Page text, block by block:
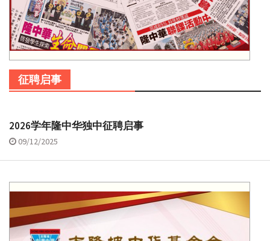
征聘启事
2026学年隆中华独中征聘启事
09/12/2025